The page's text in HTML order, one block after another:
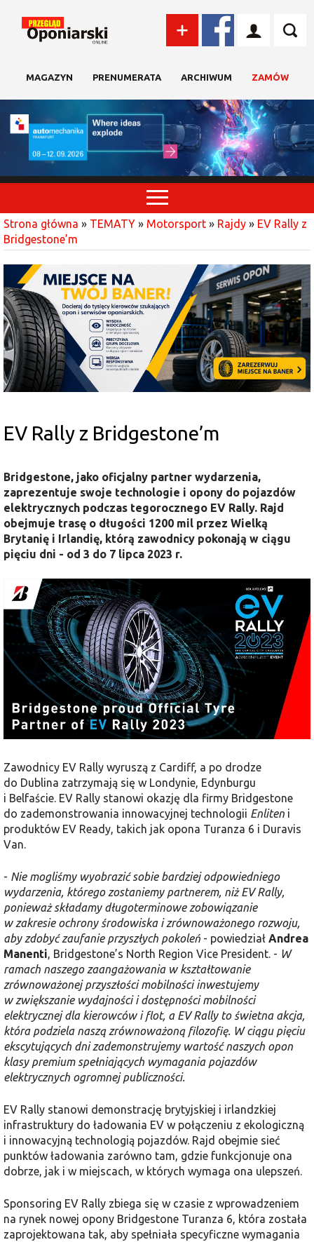
MAGAZYN PRENUMERATA ARCHIWUM ZAMÓW
Strona główna » TEMATY » Motorsport » Rajdy » EV Rally z
Bridgestone’m
EV Rally z Bridgestone’m
Bridgestone, jako oficjalny partner wydarzenia,
zaprezentuje swoje technologie i opony do pojazdów
elektrycznych podczas tegorocznego EV Rally. Rajd
obejmuje trasę o długości 1200 mil przez Wielką
Brytanię i Irlandię, którą zawodnicy pokonają w ciągu
pięciu dni - od 3 do 7 lipca 2023 r.
Zawodnicy EV Rally wyruszą z Cardiff, a po drodze
do Dublina zatrzymają się w Londynie, Edynburgu
i Belfaście. EV Rally stanowi okazję dla firmy Bridgestone
do zademonstrowania innowacyjnej technologii Enliten i
produktów EV Ready, takich jak opona Turanza 6 i Duravis
Van.
- Nie mogliśmy wyobrazić sobie bardziej odpowiedniego
wydarzenia, którego zostaniemy partnerem, niż EV Rally,
ponieważ składamy długoterminowe zobowiązanie
w zakresie ochrony środowiska i zrównoważonego rozwoju,
aby zdobyć zaufanie przyszłych pokoleń - powiedział Andrea
Manenti, Bridgestone’s North Region Vice President. - W
ramach naszego zaangażowania w kształtowanie
zrównoważonej przyszłości mobilności inwestujemy
w zwiększanie wydajności i dostępności mobilności
elektrycznej dla kierowców i flot, a EV Rally to świetna akcja,
która podziela naszą zrównoważoną filozofię. W ciągu pięciu
ekscytujących dni zademonstrujemy wartośćnaszych opon
klasy premium spełniających wymagania pojazdów
elektrycznych ogromnej publiczności.
EV Rally stanowi demonstrację brytyjskiej i irlandzkiej
infrastruktury do ładowania EV w połączeniu z ekologiczną
i innowacyjną technologią pojazdów. Rajd obejmie sieć
punktów ładowania zarówno tam, gdzie funkcjonuje ona
dobrze, jak i w miejscach, w których wymaga ona ulepszeń.
Sponsoring EV Rally zbiega się w czasie z wprowadzeniem
na rynek nowej opony Bridgestone Turanza 6, która została
zaprojektowana tak, aby spełniała specyficzne wymagania